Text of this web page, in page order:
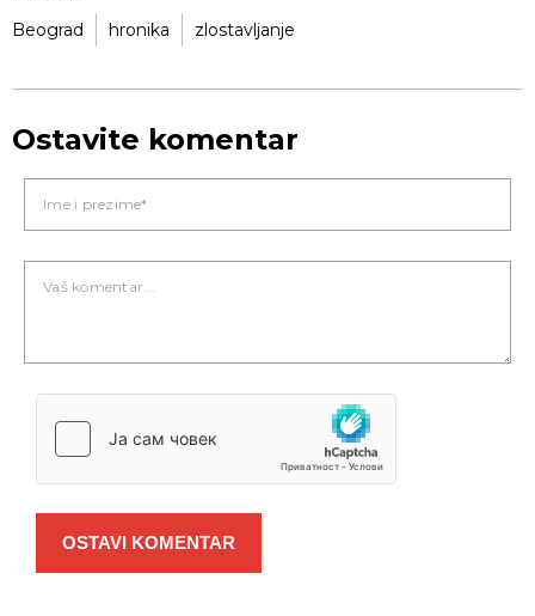
Beograd
hronika zlostavljanje
Ostavite komentar
OSTAVI KOMENTAR